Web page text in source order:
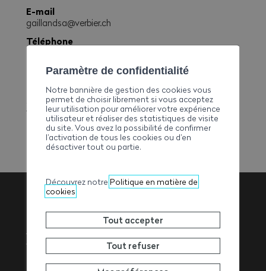
E-mail
gaillandsa@verbier.ch
Téléphone
Site web
www.gaillandsa.ch
Association
Valaisanne des
Paramètre de confidentialité
Notre bannière de gestion des cookies vous
permet de choisir librement si vous acceptez
leur utilisation pour améliorer votre expérience
utilisateur et réaliser des statistiques de visite
du site. Vous avez la possibilité de confirmer
l’activation de tous les cookies ou d’en
désactiver tout ou partie.
Découvrez notre Politique en matière de
cookies
Tout accepter
Tout refuser